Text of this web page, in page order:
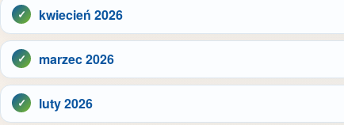
kwiecień 2026
marzec 2026
luty 2026